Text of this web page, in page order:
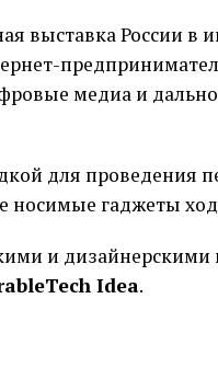
выставка России в
медиа и
для проведения
носимые гаджеты
и
Idea.